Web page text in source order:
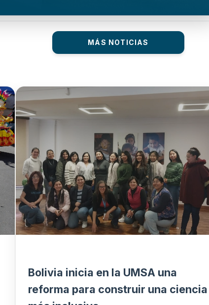
MÁS NOTICIAS
Bolivia inicia en la UMSA una
reforma para construir una ciencia